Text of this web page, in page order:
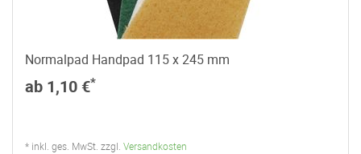
Normalpad Handpad 115 x 245 mm
ab 1,10 €*
* inkl. ges. MwSt. zzgl. Versandkosten